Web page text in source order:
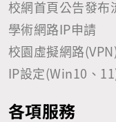
「具敏感性或國安
招標文件中載明不
資資訊服務業者參與。 2.陸籍人士：指委外廠商
案之團隊成員，其
針對多重國籍部分
限制範圍 。 3.考量實務執行問題，現行僅限制其最終資
校網首頁公告發布
學術網路IP申請
校園虛擬網路
IP設定(Win10、
各項服務